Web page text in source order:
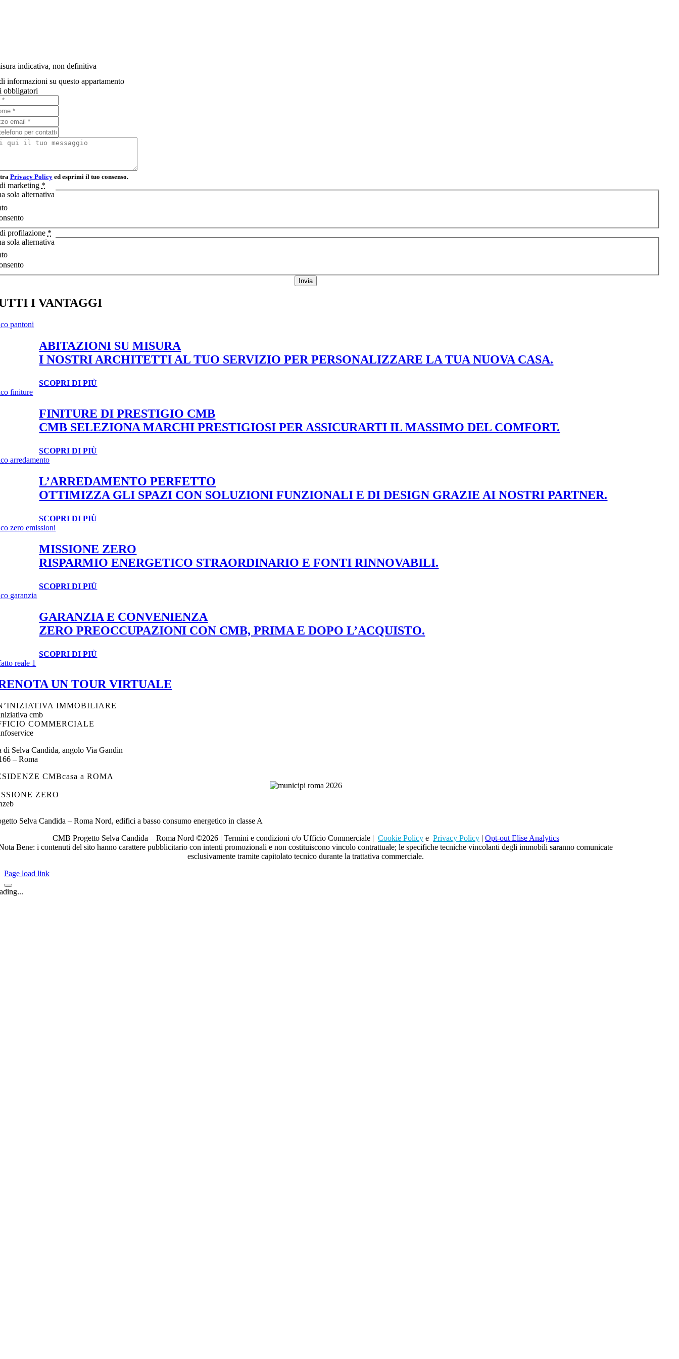
indicativa, non definitiva
informazioni su questo appartamento
obbligatori
Privacy Policyed esprimi il tuo consenso.
marketing *
sola alternativa
profilazione *
sola alternativa
Invia
I VANTAGGI
ABITAZIONI SU MISURA
I NOSTRI ARCHITETTI AL TUO SERVIZIO PER PERSONALIZZARE LA TUA NUOVA CASA.
SCOPRI DI PIÙ
FINITURE DI PRESTIGIO CMB
CMB SELEZIONA MARCHI PRESTIGIOSI PER ASSICURARTI IL MASSIMO DEL COMFORT.
SCOPRI DI PIÙ
L’ARREDAMENTO PERFETTO
OTTIMIZZA GLI SPAZI CON SOLUZIONI FUNZIONALI E DI DESIGN GRAZIE AI NOSTRI PARTNER.
SCOPRI DI PIÙ
MISSIONE ZERO
RISPARMIO ENERGETICO STRAORDINARIO E FONTI RINNOVABILI.
SCOPRI DI PIÙ
GARANZIA E CONVENIENZA
ZERO PREOCCUPAZIONI CON CMB, PRIMA E DOPO L’ACQUISTO.
SCOPRI DI PIÙ
UN TOUR VIRTUALE
IMMOBILIARE
COMMERCIALE
di Selva Candida, angolo Via Gandin
– Roma
CMBcasa a ROMA
ZERO
Selva Candida – Roma Nord, edifici a basso consumo energetico in classe A
CMB Progetto Selva Candida – Roma Nord ©2026 | Termini e condizioni c/o Ufficio Commerciale | Cookie Policye Privacy Policy| Opt-out Elise Analytics
Bene: i contenuti del sito hanno carattere pubblicitario con intenti promozionali e non costituiscono vincolo contrattuale; le specifiche tecniche vincolanti degli immobili saranno comunicate
esclusivamente tramite capitolato tecnico durante la trattativa commerciale.
Page load link